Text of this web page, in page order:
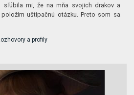
sľúbila mi, že na mňa svojich drakov a
uštipačnú otázku. Preto som sa
a profily